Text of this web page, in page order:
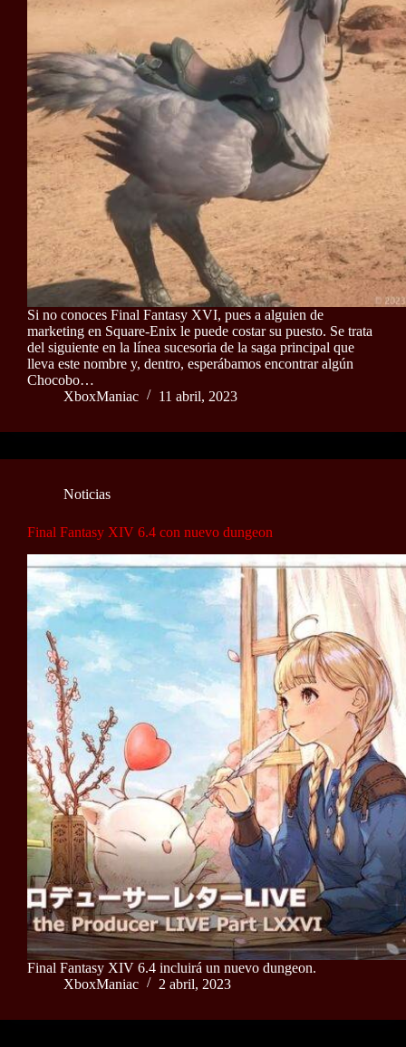
Si no conoces Final Fantasy XVI, pues a alguien de
marketing en Square-Enix le puede costar su puesto. Se trata
del siguiente en la línea sucesoria de la saga principal que
lleva este nombre y, dentro, esperábamos encontrar algún
Chocobo…
XboxManiac
11 abril, 2023
Noticias
Final Fantasy XIV 6.4 con nuevo dungeon
Final Fantasy XIV 6.4 incluirá un nuevo dungeon.
XboxManiac
2 abril, 2023